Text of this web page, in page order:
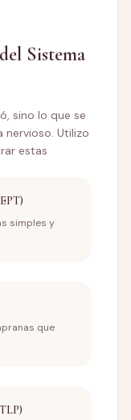
Sistema
sino lo que se
Utilizo
estas
simples y
que